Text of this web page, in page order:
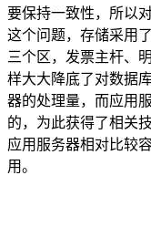
要保持一致性，所以
这个问题，存储采用
三个区，发票主杆、
样大大降底了对数据
器的处理量，而应用
的，为此获得了相关
应用服务器相对比较
用。